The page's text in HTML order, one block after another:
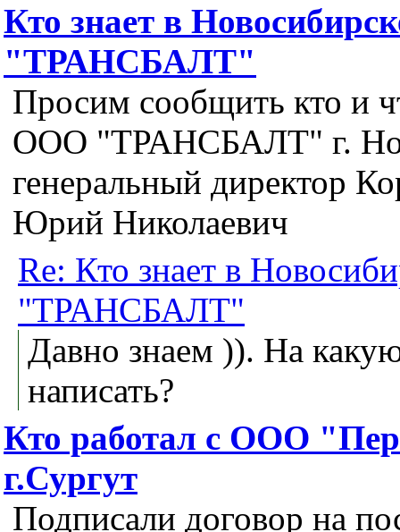
Кто знает в
"ТРАНСБАЛТ"
Просим сообщить кто и
ООО "ТРАНСБАЛТ" г.
генеральный директор
Юрий Николаевич
Re: Кто знает в
"ТРАНСБАЛТ"
Давно знаем )). На
написать?
Кто работал с ООО
г.Сургут
Подписали договор на